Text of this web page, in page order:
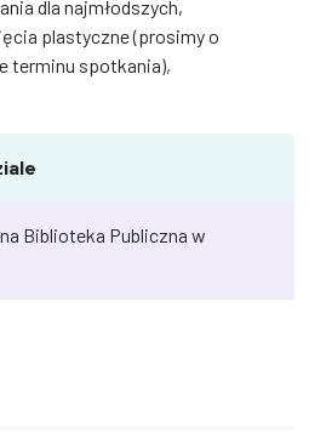
dla najmłodszych,
plastyczne (prosimy o
terminu spotkania),
Biblioteka Publiczna w